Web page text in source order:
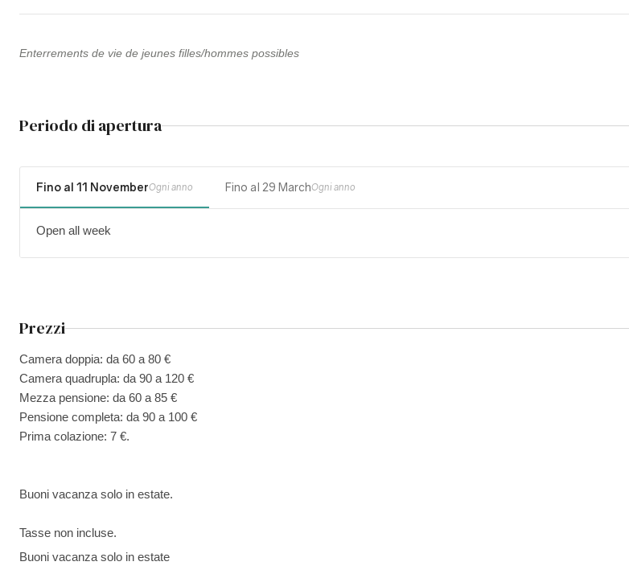
Enterrements de vie de jeunes filles/hommes possibles
Periodo di apertura
Fino al 11 NovemberOgni anno Fino al 29 MarchOgni anno
Open all week
Prezzi
Camera doppia: da 60 a 80 €
Camera quadrupla: da 90 a 120 €
Mezza pensione: da 60 a 85 €
Pensione completa: da 90 a 100 €
Prima colazione: 7 €.
Buoni vacanza solo in estate.
Tasse non incluse.
Buoni vacanza solo in estate